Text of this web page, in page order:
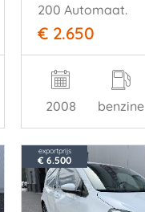
200 Automaat.
€ 2.650
2008 benzine
exportprijs
€ 6.500